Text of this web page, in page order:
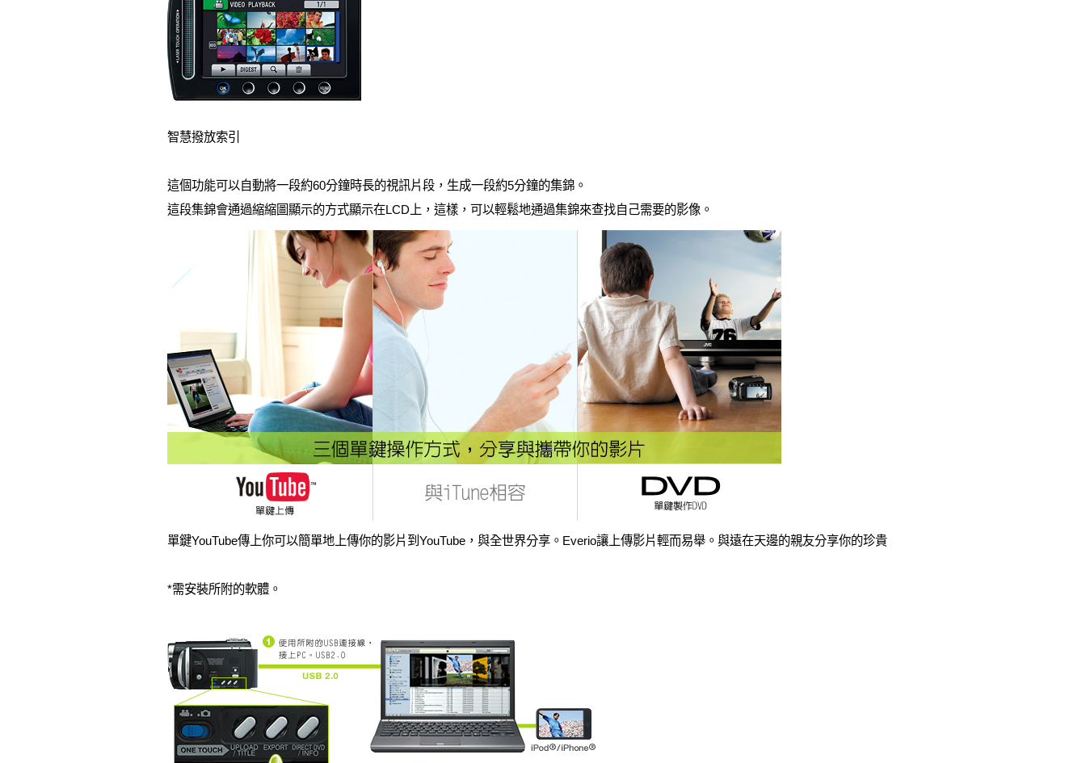
智慧撥放索引
這個功能可以自動將一段約60分鐘時長的視訊片段，生成一段約5分鐘的集錦。
這段集錦會通過縮縮圖顯示的方式顯示在LCD上，這樣，可以輕鬆地通過集錦來查找自己需要的影像。
單鍵YouTube傳上你可以簡單地上傳你的影片到YouTube，與全世界分享。Everio讓上傳影片輕而易舉。與遠在天邊的親友分享你的珍貴
*需安裝所附的軟體。